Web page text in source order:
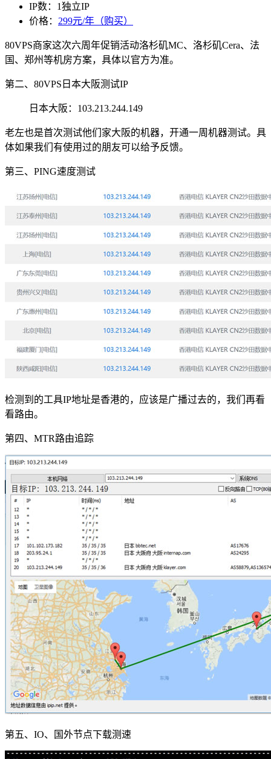
IP数：1独立IP
价格： 299元/年（购买）
80VPS商家这次六周年促销活动洛杉矶MC、洛杉矶Cera、法
国、郑州等机房方案，具体以官方为准。
第二、80VPS日本大阪测试IP
日本大阪：103.213.244.149
老左也是首次测试他们家大阪的机器，开通一周机器测试。具
体如果我们有使用过的朋友可以给予反馈。
第三、PING速度测试
检测到的工具IP地址是香港的，应该是广播过去的，我们再看
看路由。
第四、MTR路由追踪
第五、IO、国外节点下载测速